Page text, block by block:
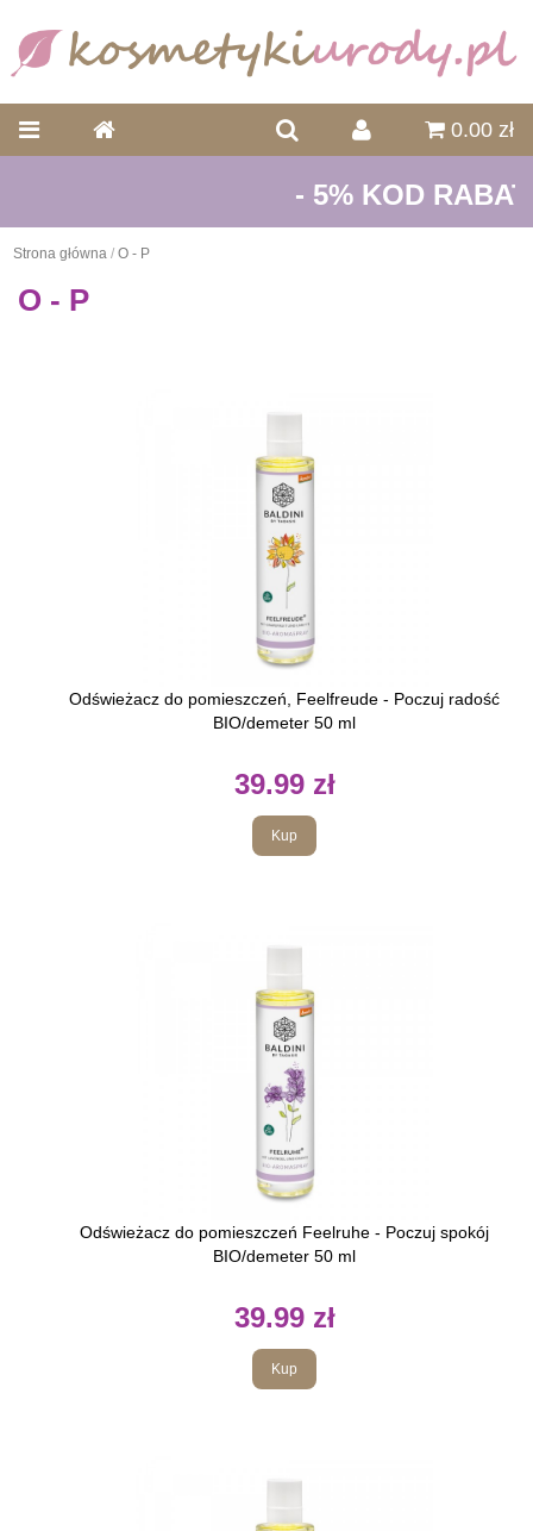
0.00 zł
- 5% KOD
Strona główna / O - P
O - P
Odświeżacz do pomieszczeń, Feelfreude - Poczuj radość
BIO/demeter 50 ml
39.99 zł
Kup
Odświeżacz do pomieszczeń Feelruhe - Poczuj spokój
BIO/demeter 50 ml
39.99 zł
Kup